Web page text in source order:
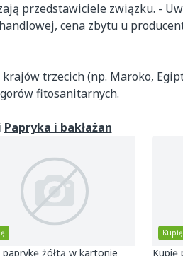
przedstawiciele związku. -
cena zbytu u
trzecich (np. Maroko,
fitosanitarnych.
Papryka i bakłażan
paprykę żółtą w kartonie
Kupię
Kupię